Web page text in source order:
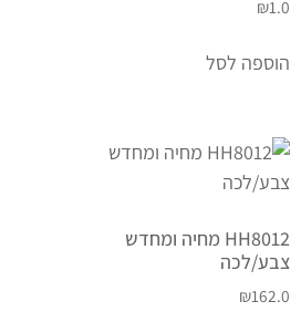
₪1.0
הוספה לסל
HH8012 מחיה ומחדש
צבע/לכה
₪162.0